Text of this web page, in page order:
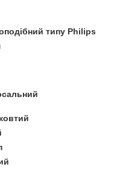
типу Philips